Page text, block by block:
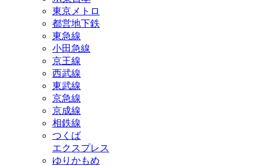
東京メトロ
都営地下鉄
東急線
小田急線
京王線
西武線
東武線
京急線
京成線
相鉄線
つくば
エクスプレス
ゆりかもめ